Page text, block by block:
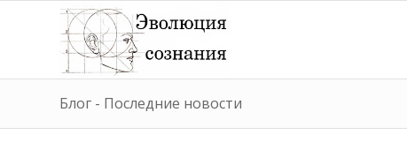
Блог - Последние новости